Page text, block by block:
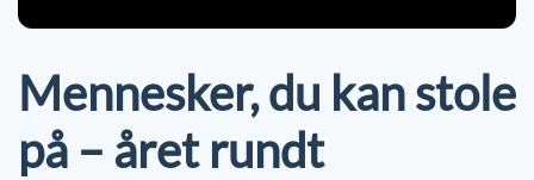
Mennesker, du kan stole
på – året rundt